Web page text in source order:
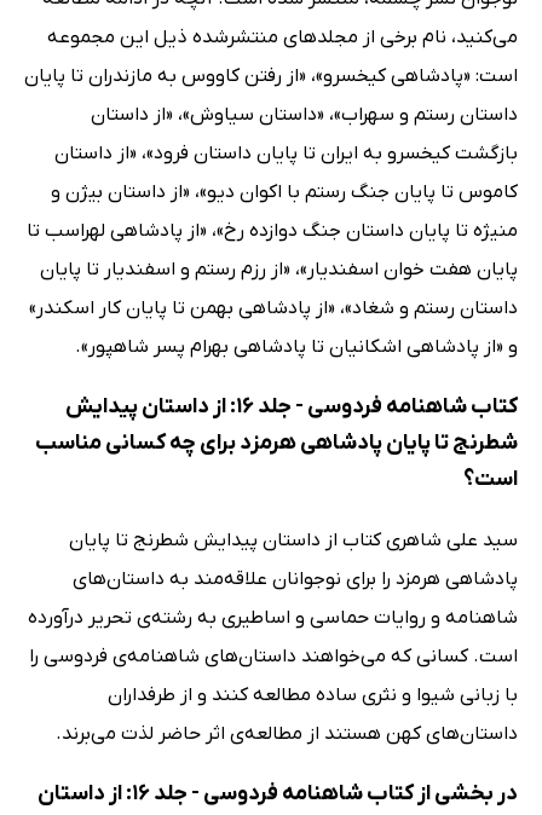
می‌کنید، نام برخی از مجلدهای منتشرشده ذیل این مجموعه
است: «پادشاهی کیخسرو»، «از رفتن کاووس به مازندران تا پایان
داستان رستم و سهراب»، «داستان سیاوش»، «از داستان
بازگشت کیخسرو به ایران تا پایان داستان فرود»، «از داستان
کاموس تا پایان جنگ رستم با اکوان دیو»، «از داستان بیژن و
منیژه تا پایان داستان جنگ دوازده رخ»، «از پادشاهی لهراسب تا
پایان هفت خوان اسفندیار»، «از رزم رستم و اسفندیار تا پایان
داستان رستم و شغاد»، «از پادشاهی بهمن تا پایان کار اسکندر»
و «از پادشاهی اشکانیان تا پادشاهی بهرام پسر شاهپور».
کتاب شاهنامه فردوسی - جلد 16: از داستان پیدایش
شطرنج تا پایان پادشاهی هرمزد برای چه کسانی مناسب
است؟
سید علی شاهری کتاب از داستان پیدایش شطرنج تا پایان
پادشاهی هرمزد را برای نوجوانان علاقه‌مند به داستان‌های
شاهنامه و روایات حماسی و اساطیری به رشته‌ی تحریر درآورده
است. کسانی که می‌خواهند داستان‌های شاهنامه‌ی فردوسی را
با زبانی شیوا و نثری ساده مطالعه کنند و از طرفداران
داستان‌های کهن هستند از مطالعه‌ی اثر حاضر لذت می‌برند.
در بخشی از کتاب شاهنامه فردوسی - جلد 16: از داستان